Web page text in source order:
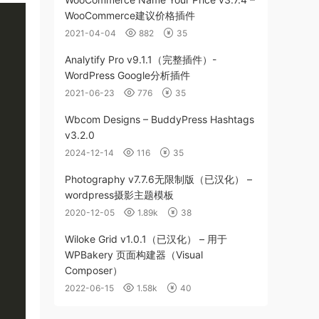
WooCommerce建议价格插件
2021-04-04 882 35
Analytify Pro v9.1.1（完整插件）-
WordPress Google分析插件
2021-06-23 776 35
Wbcom Designs – BuddyPress Hashtags
v3.2.0
2024-12-14 116 35
Photography v7.7.6无限制版（已汉化） –
wordpress摄影主题模板
2020-12-05 1.89k 38
Wiloke Grid v1.0.1（已汉化） – 用于
WPBakery 页面构建器（Visual
Composer）
2022-06-15 1.58k 40